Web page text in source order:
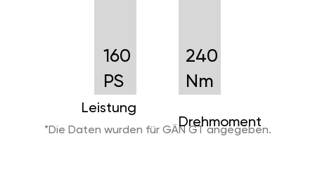
160
PS
Leistung
240
Nm
Drehmoment
*Die Daten wurden für GÄN GT angegeben.